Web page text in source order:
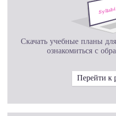
Скачать учебные планы
ознакомиться с
Перейти к